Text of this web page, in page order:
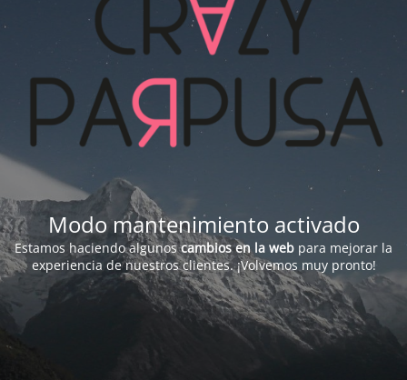
Modo mantenimiento activado
Estamos haciendo algunoscambios en la web para mejorar la
experiencia de nuestros clientes. ¡Volvemos muy pronto!